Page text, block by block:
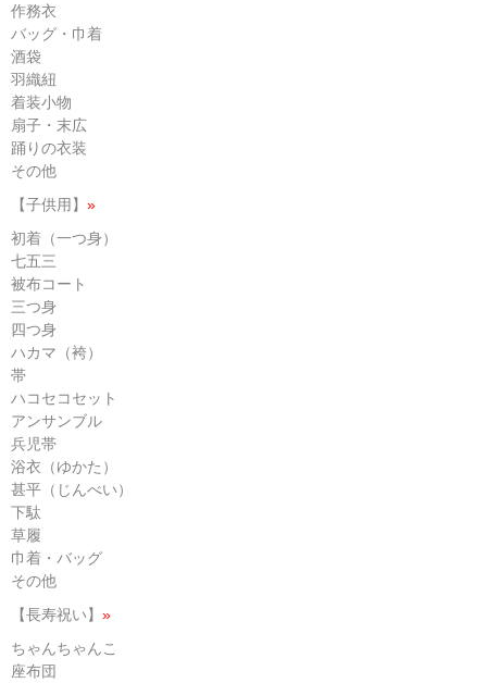
作務衣
バッグ・巾着
酒袋
羽織紐
着装小物
扇子・末広
踊りの衣装
その他
【子供用】 »
初着（一つ身）
七五三
被布コート
三つ身
四つ身
ハカマ（袴）
帯
ハコセコセット
アンサンブル
兵児帯
浴衣（ゆかた）
甚平（じんべい）
下駄
草履
巾着・バッグ
その他
【長寿祝い】 »
ちゃんちゃんこ
座布団